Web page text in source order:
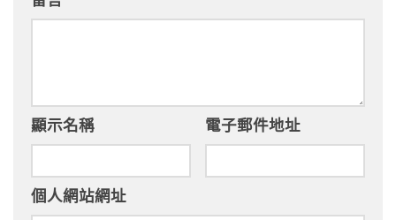
顯示名稱 電子郵件地址
個人網站網址